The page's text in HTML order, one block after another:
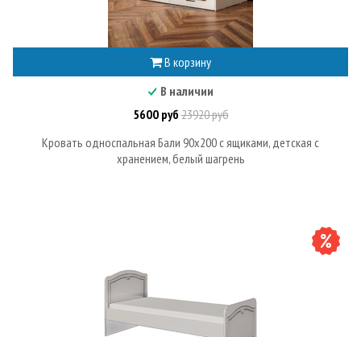
В корзину
В наличии
5600 руб23920 руб
Кровать односпальная Бали 90х200 с ящиками, детская с
хранением, белый шагрень